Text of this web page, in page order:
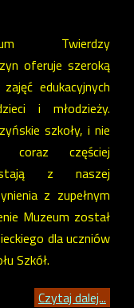
Twierdzy
oferuje szeroką
edukacyjnych
i młodzieży.
szkoły, i nie
coraz częściej
z naszej
z zupełnym
Muzeum został
dla uczniów
Szkół.
Czytaj dalej...